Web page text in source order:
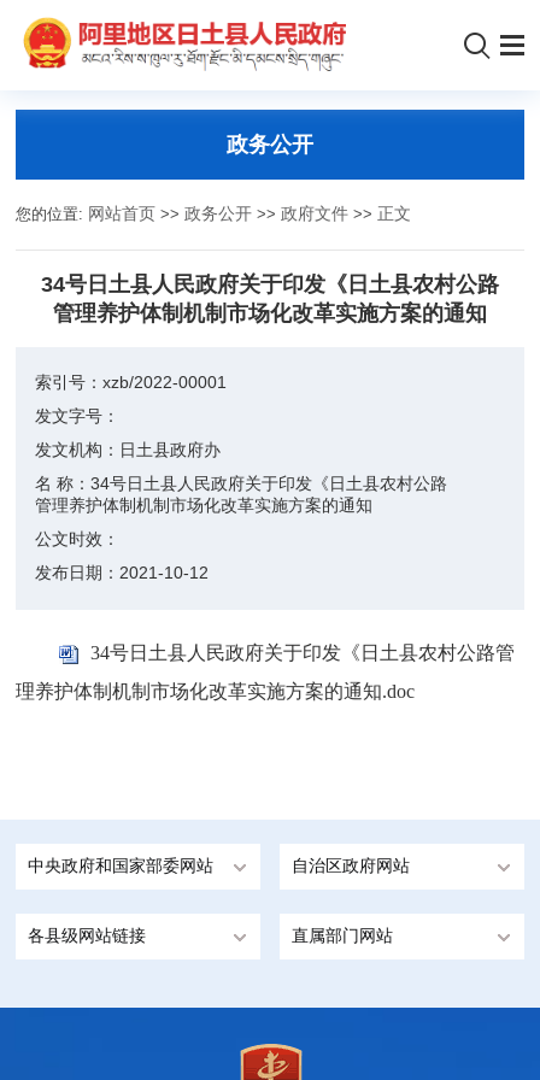
政务公开
您的位置: 网站首页 >>政务公开 >>政府文件 >> 正文
34号日土县人民政府关于印发《日土县农村公路
管理养护体制机制市场化改革实施方案的通知
索引号：xzb/2022-00001
发文字号：
发文机构： 日土县政府办
名 称：34号日土县人民政府关于印发《日土县农村公路
管理养护体制机制市场化改革实施方案的通知
公文时效：
发布日期： 2021-10-12
34号日土县人民政府关于印发《日土县农村公路管
理养护体制机制市场化改革实施方案的通知.doc
中央政府和国家部委网站 自治区政府网站
各县级网站链接 直属部门网站